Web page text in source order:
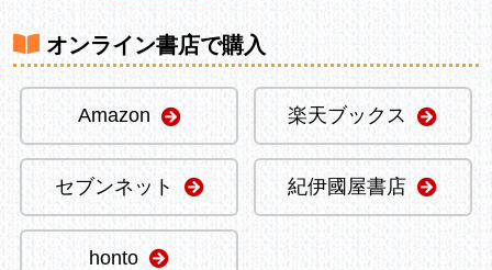
オンライン書店で購入
Amazon 楽天ブックス
セブンネット 紀伊國屋書店
honto